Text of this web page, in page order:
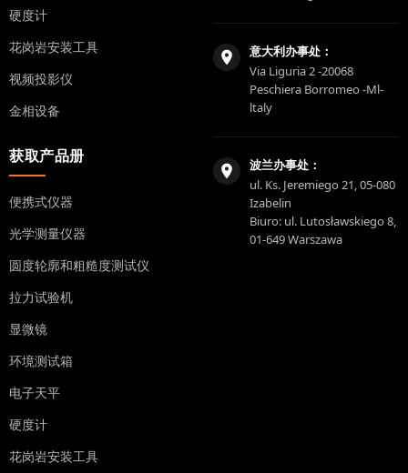
硬度计
花岗岩安装工具
视频投影仪
金相设备
获取产品册
便携式仪器
光学测量仪器
圆度轮廓和粗糙度测试仪
拉力试验机
显微镜
环境测试箱
电子天平
硬度计
花岗岩安装工具
意大利办事处：
Via Liguria 2 -20068
Peschiera Borromeo -Ml-
ltaly
波兰办事处：
ul. Ks. Jeremiego 21, 05-080
Izabelin
Biuro: ul. Lutosławskiego 8,
01-649 Warszawa